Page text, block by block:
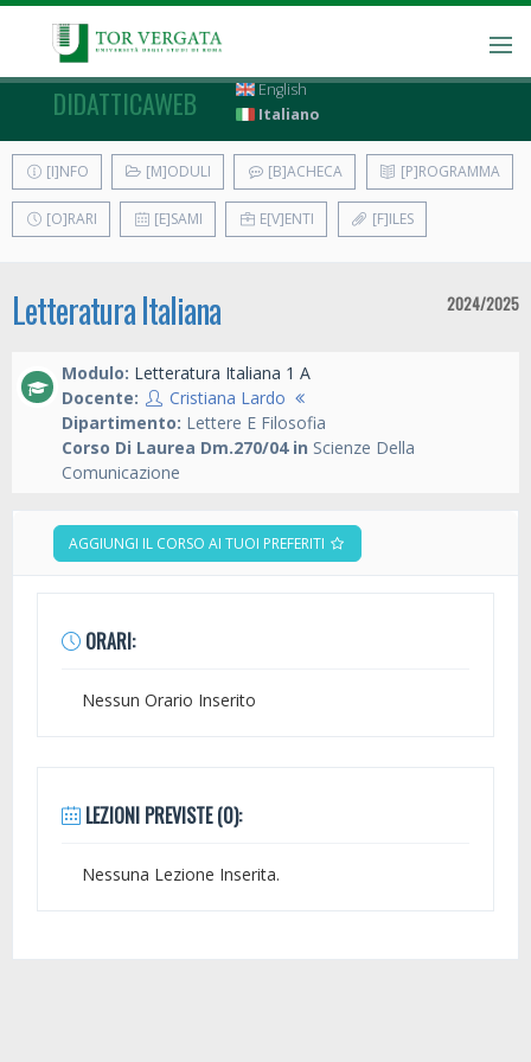
DIDATTICAWEB
English
Italiano
[I]NFO [M]ODULI [B]ACHECA [P]ROGRAMMA
[O]RARI [E]SAMI E[V]ENTI [F]ILES
Letteratura Italiana 2024/2025
Modulo: Letteratura Italiana 1 A
Docente:
Cristiana Lardo
Dipartimento: Lettere E Filosofia
Corso Di Laurea Dm.270/04 in Scienze Della
Comunicazione
AGGIUNGI IL CORSO AI TUOI PREFERITI
ORARI:
Nessun Orario Inserito
LEZIONI PREVISTE (0):
Nessuna Lezione Inserita.